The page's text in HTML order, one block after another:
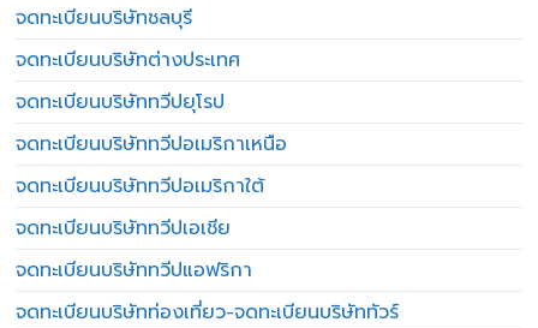
จดทะเบียนบริษัทชลบุรี
จดทะเบียนบริษัทต่างประเทศ
จดทะเบียนบริษัททวีปยุโรป
จดทะเบียนบริษัททวีปอเมริกาเหนือ
จดทะเบียนบริษัททวีปอเมริกาใต้
จดทะเบียนบริษัททวีปเอเชีย
จดทะเบียนบริษัททวีปแอฟริกา
จดทะเบียนบริษัทท่องเที่ยว-จดทะเบียนบริษัททัวร์